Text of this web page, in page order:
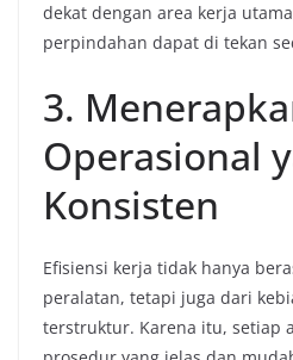
dekat dengan area kerja
perpindahan dapat di tekan
3.
Operasional
Konsisten
Efisiensi kerja tidak hanya
peralatan, tetapi juga dari
terstruktur. Karena itu, setiap